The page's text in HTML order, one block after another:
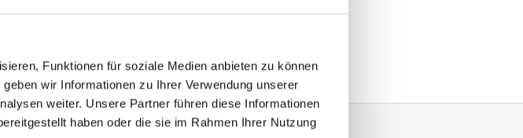
Funktionen für soziale Medien anbieten zu können
wir Informationen zu Ihrer Verwendung unserer
weiter. Unsere Partner führen diese Informationen
haben oder die sie im Rahmen Ihrer Nutzung